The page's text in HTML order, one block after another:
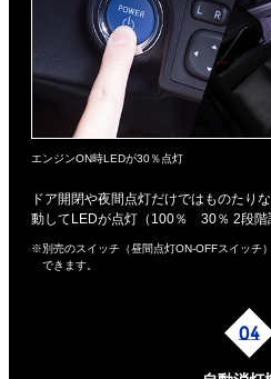
エンジンON時LEDが30％点灯
ドア開閉や夜間点灯だけではものたり
動してLEDが点灯（100％ 30％ 2段階
※別売のスイッチ（昼間点灯ON-OFFスイッチ
できます。